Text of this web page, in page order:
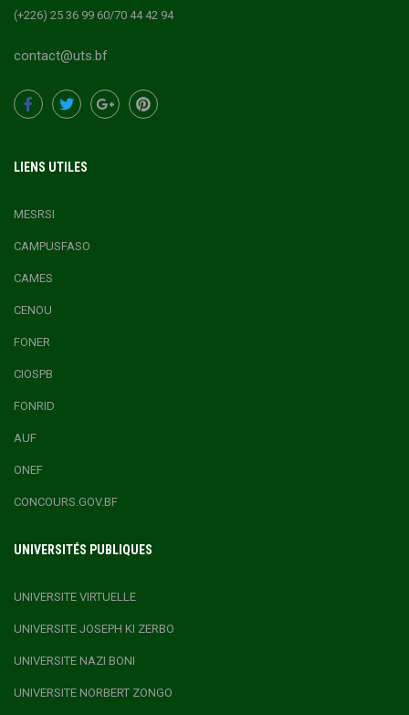
(+226) 25 36 99 60/70 44 42 94
contact@uts.bf
LIENS UTILES
MESRSI
CAMPUSFASO
CAMES
CENOU
FONER
CIOSPB
FONRID
AUF
ONEF
CONCOURS.GOV.BF
UNIVERSITÉS PUBLIQUES
UNIVERSITE VIRTUELLE
UNIVERSITE JOSEPH KI ZERBO
UNIVERSITE NAZI BONI
UNIVERSITE NORBERT ZONGO